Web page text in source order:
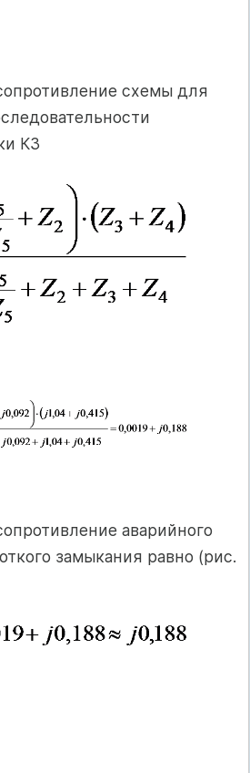
схемы для
КЗ
аварийного
замыкания равно (рис.